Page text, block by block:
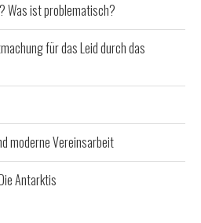
Was ist problematisch?
für das Leid durch das
moderne Vereinsarbeit
Antarktis